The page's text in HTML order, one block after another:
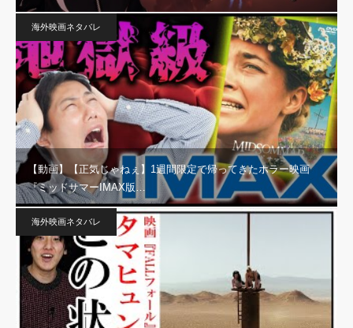
海外映画ネタバレ
【動画】【正気じゃねぇ】1週間限定で帰ってきたホラー映画
『ミッドサマーIMAX版…
海外映画ネタバレ